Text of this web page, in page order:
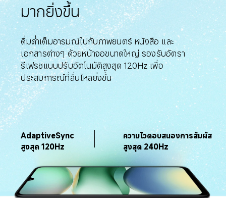
มากยิ่งขึ้น
ดื่มด่ำเต็มอารมณ์ไปกับภาพยนตร์ หนังสือ และ
เอกสารต่างๆ ด้วยหน้าจอขนาดใหญ่ รองรับอัตรา
รีเฟรชแบบปรับอัตโนมัติสูงสุด 120Hz เพื่อ
ประสบการณ์ที่ลื่นไหลยิ่งขึ้น
AdaptiveSync
สูงสุด 120Hz
ความไวตอบสนองการสัมผัส
สูงสุด 240Hz